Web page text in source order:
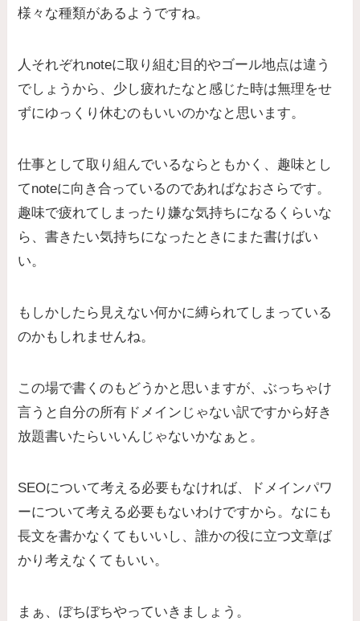
様々な種類があるようですね。
人それぞれnoteに取り組む目的やゴール地点は違う
でしょうから、少し疲れたなと感じた時は無理をせ
ずにゆっくり休むのもいいのかなと思います。
仕事として取り組んでいるならともかく、趣味とし
てnoteに向き合っているのであればなおさらです。
趣味で疲れてしまったり嫌な気持ちになるくらいな
ら、書きたい気持ちになったときにまた書けばい
い。
もしかしたら見えない何かに縛られてしまっている
のかもしれませんね。
この場で書くのもどうかと思いますが、ぶっちゃけ
言うと自分の所有ドメインじゃない訳ですから好き
放題書いたらいいんじゃないかなぁと。
SEOについて考える必要もなければ、ドメインパワ
ーについて考える必要もないわけですから。なにも
長文を書かなくてもいいし、誰かの役に立つ文章ば
かり考えなくてもいい。
まぁ、ぼちぼちやっていきましょう。